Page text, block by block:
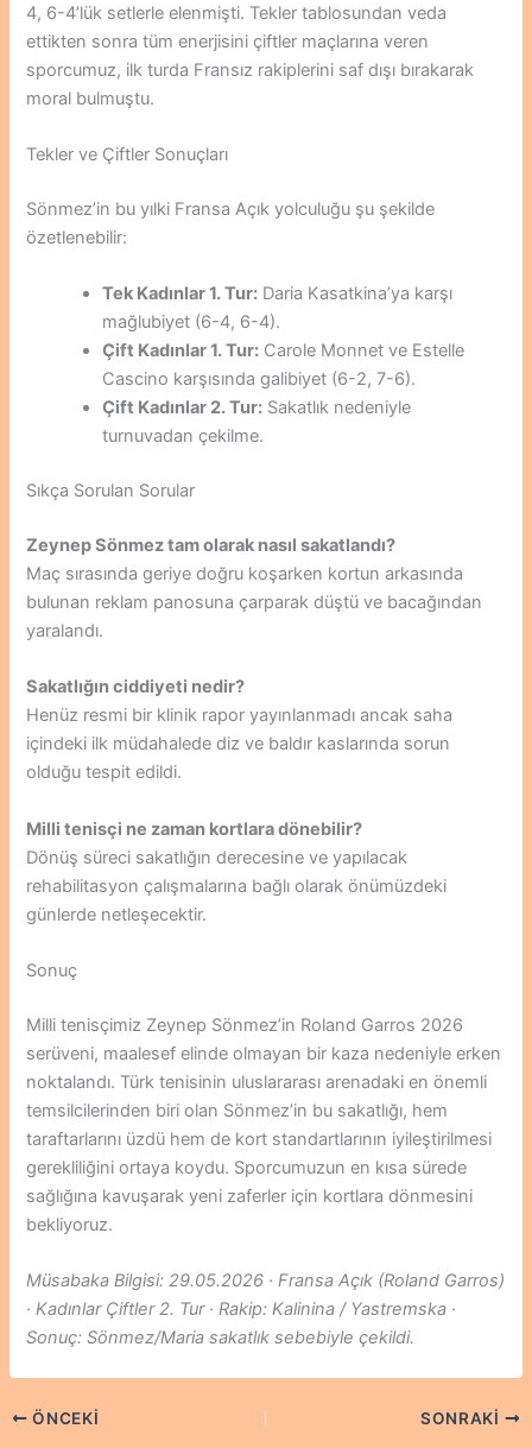
4, 6-4’lük setlerle elenmişti. Tekler tablosundan veda
ettikten sonra tüm enerjisini çiftler maçlarına veren
sporcumuz, ilk turda Fransız rakiplerini saf dışı bırakarak
moral bulmuştu.
Tekler ve Çiftler Sonuçları
Sönmez’in bu yılki Fransa Açık yolculuğu şu şekilde
özetlenebilir:
Tek Kadınlar 1. Tur: Daria Kasatkina’ya karşı
mağlubiyet (6-4, 6-4).
Çift Kadınlar 1. Tur: Carole Monnet ve Estelle
Cascino karşısında galibiyet (6-2, 7-6).
Çift Kadınlar 2. Tur: Sakatlık nedeniyle
turnuvadan çekilme.
Sıkça Sorulan Sorular
Zeynep Sönmez tam olarak nasıl sakatlandı?
Maç sırasında geriye doğru koşarken kortun arkasında
bulunan reklam panosuna çarparak düştü ve bacağından
yaralandı.
Sakatlığın ciddiyeti nedir?
Henüz resmi bir klinik rapor yayınlanmadı ancak saha
içindeki ilk müdahalede diz ve baldır kaslarında sorun
olduğu tespit edildi.
Milli tenisçi ne zaman kortlara dönebilir?
Dönüş süreci sakatlığın derecesine ve yapılacak
rehabilitasyon çalışmalarına bağlı olarak önümüzdeki
günlerde netleşecektir.
Sonuç
Milli tenisçimiz Zeynep Sönmez’in Roland Garros 2026
serüveni, maalesef elinde olmayan bir kaza nedeniyle erken
noktalandı. Türk tenisinin uluslararası arenadaki en önemli
temsilcilerinden biri olan Sönmez’in bu sakatlığı, hem
taraftarlarını üzdü hem de kort standartlarının iyileştirilmesi
gerekliliğini ortaya koydu. Sporcumuzun en kısa sürede
sağlığına kavuşarak yeni zaferler için kortlara dönmesini
bekliyoruz.
Müsabaka Bilgisi: 29.05.2026 · Fransa Açık (Roland Garros)
· Kadınlar Çiftler 2. Tur · Rakip: Kalinina / Yastremska ·
Sonuç: Sönmez/Maria sakatlık sebebiyle çekildi.
ÖNCEKI SONRAKI